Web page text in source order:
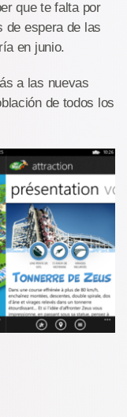
que te falta por
de espera de las
en junio.
a las nuevas
de todos los